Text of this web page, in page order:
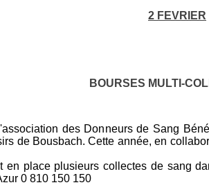
2 FEVRIER
BOURSES MULTI-
des Donneurs de Sang
de Bousbach. Cette année, en
en place plusieurs collectes de sang
0 810 150 150